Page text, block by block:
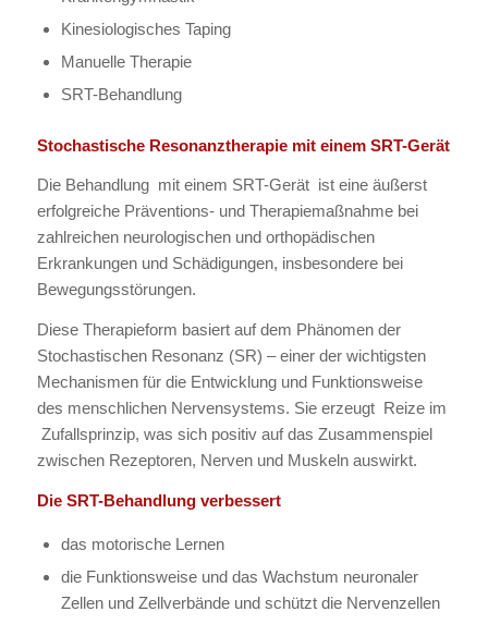
Kinesiologisches Taping
Manuelle Therapie
SRT-Behandlung
Stochastische Resonanztherapie mit einem SRT-Gerät
Die Behandlung mit einem SRT-Gerät ist eine äußerst
erfolgreiche Präventions- und Therapiemaßnahme bei
zahlreichen neurologischen und orthopädischen
Erkrankungen und Schädigungen, insbesondere bei
Bewegungsstörungen.
Diese Therapieform basiert auf dem Phänomen der
Stochastischen Resonanz (SR) – einer der wichtigsten
Mechanismen für die Entwicklung und Funktionsweise
des menschlichen Nervensystems. Sie erzeugt Reize im
Zufallsprinzip, was sich positiv auf das Zusammenspiel
zwischen Rezeptoren, Nerven und Muskeln auswirkt.
Die SRT-Behandlung verbessert
das motorische Lernen
die Funktionsweise und das Wachstum neuronaler
Zellen und Zellverbände und schützt die Nervenzellen